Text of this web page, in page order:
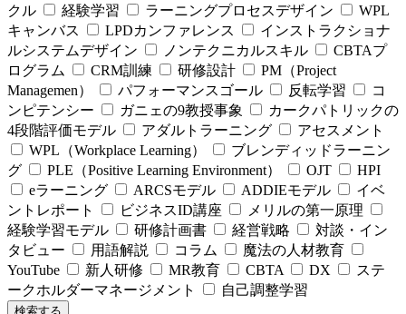
クル
経験学習 ラーニングプロセスデザイン
WPL
キャンバス
LPDカンファレンス
インストラクショナ
ルシステムデザイン
ノンテクニカルスキル
CBTAプ
ログラム
CRM訓練 研修設計
PM（Project
Managemen）
パフォーマンスゴール 反転学習
コ
ンピテンシー
ガニェの9教授事象
カークパトリックの
4段階評価モデル
アダルトラーニング
アセスメント
WPL（Workplace Learning）
ブレンディッドラーニン
グ
PLE（Positive Learning Environment） OJT
HPI
eラーニング
ARCSモデル ADDIEモデル
イベ
ントレポート
ビジネスID講座
メリルの第一原理
経験学習モデル
研修計画書 経営戦略
対談・イン
タビュー
用語解説 コラム
魔法の人材教育
YouTube
新人研修 MR教育 CBTA DX
ステ
ークホルダーマネージメント
自己調整学習